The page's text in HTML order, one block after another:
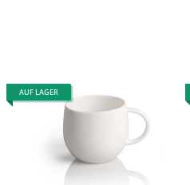
AUF LAGER